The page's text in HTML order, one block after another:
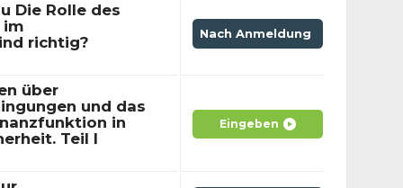
Die Rolle des
richtig?
Nach Anmeldung
über
und das
in
Teil I
Eingeben